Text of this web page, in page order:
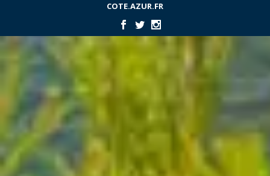
COTE.AZUR.FR